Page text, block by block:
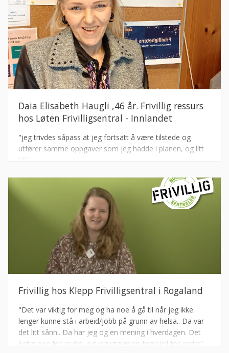
Daia Elisabeth Haugli ,46 år. Frivillig ressurs
hos Løten Frivilligsentral - Innlandet
"jeg trivdes såpass at jeg fortsatt å være tilstede og
utfører samme oppgaver som jeg hadde i planen, og litt
til"
Frivillig hos Klepp Frivilligsentral i Rogaland
"Det var viktig for meg og ha noe å gå til når jeg ikke
lenger kunne stå i arbeid/jobb på grunn av helsa.. Da var
det litt sånn.. Da har jeg og en mening i hverdagen. Det
betyr noe for andre, og jeg utgjør en forskjell for andre"